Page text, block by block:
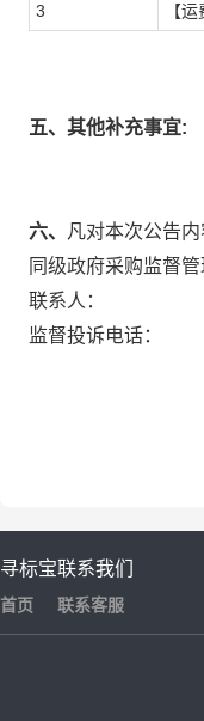
3 【运
五、其他补充事宜:
六、
凡对本次公告
同级政府采购监督管
联系人：
监督投诉电话：
寻标宝
首页
联系我们
联系客服